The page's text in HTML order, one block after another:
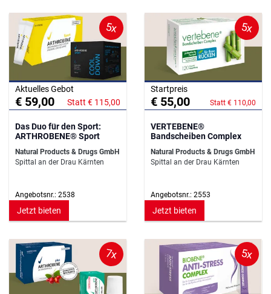
5x
Aktuelles Gebot
€ 59,00 Statt € 115,00
Das Duo für den Sport:
ARTHROBENE® Sport
Natural Products & Drugs GmbH
Spittal an der Drau Kärnten
Angebotsnr.: 2538
Jetzt bieten
5x
Startpreis
€ 55,00 Statt € 110,00
VERTEBENE®
Bandscheiben Complex
Natural Products & Drugs GmbH
Spittal an der Drau Kärnten
Angebotsnr.: 2553
Jetzt bieten
7x 5x